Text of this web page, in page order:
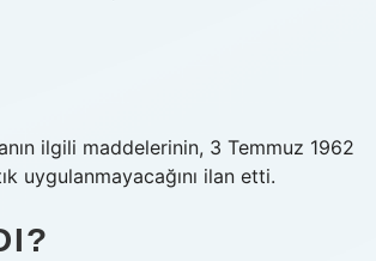
ilgili maddelerinin, 3 Temmuz 1962
uygulanmayacağını ilan etti.